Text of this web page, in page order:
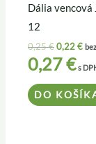
Dália
12
0,25€0,22€
0,27€s
DO